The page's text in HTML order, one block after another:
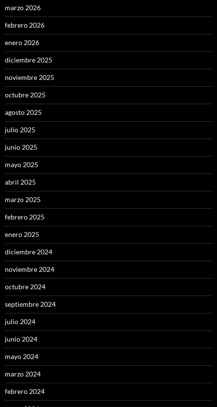
marzo 2026
febrero 2026
enero 2026
diciembre 2025
noviembre 2025
octubre 2025
agosto 2025
julio 2025
junio 2025
mayo 2025
abril 2025
marzo 2025
febrero 2025
enero 2025
diciembre 2024
noviembre 2024
octubre 2024
septiembre 2024
julio 2024
junio 2024
mayo 2024
marzo 2024
febrero 2024